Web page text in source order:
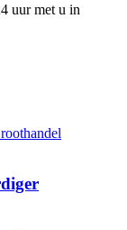
uur met u in